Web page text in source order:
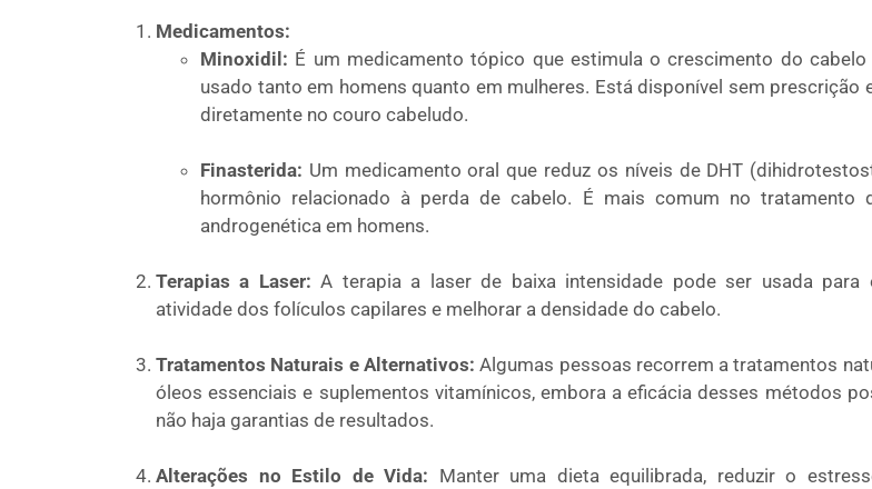
Medicamentos:
Minoxidil: É um medicamento tópico que estimula o crescimento do
usado tanto em homens quanto em mulheres. Está disponível sem prescrição
diretamente no couro cabeludo.
Finasterida: Um medicamento oral que reduz os níveis de DHT
hormônio relacionado à perda de cabelo. É mais comum no tratamento
androgenética em homens.
Terapias a Laser: A terapia a laser de baixa intensidade pode ser usada para
atividade dos folículos capilares e melhorar a densidade do cabelo.
Tratamentos Naturais e Alternativos: Algumas pessoas recorrem a tratamentos
óleos essenciais e suplementos vitamínicos, embora a eficácia desses métodos
não haja garantias de resultados.
Alterações no Estilo de Vida: Manter uma dieta equilibrada, reduzir o